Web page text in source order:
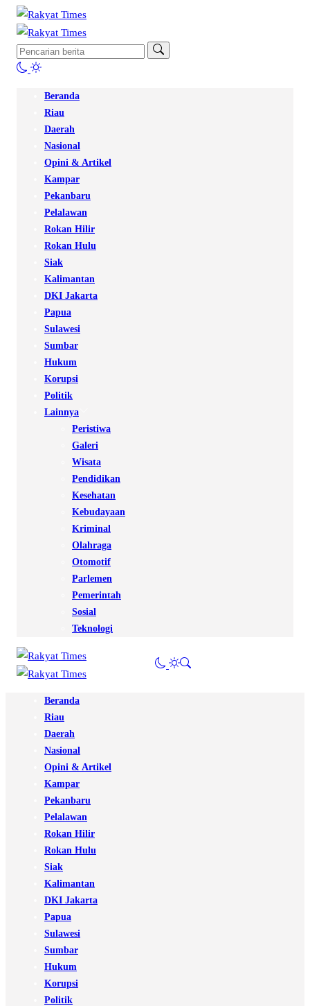
Beranda
Riau
Daerah
Nasional
Opini & Artikel
Kampar
Pekanbaru
Pelalawan
Rokan Hilir
Rokan Hulu
Siak
Kalimantan
DKI Jakarta
Papua
Sulawesi
Sumbar
Hukum
Korupsi
Politik
Lainnya
Peristiwa
Galeri
Wisata
Pendidikan
Kesehatan
Kebudayaan
Kriminal
Olahraga
Otomotif
Parlemen
Pemerintah
Sosial
Teknologi
Beranda
Riau
Daerah
Nasional
Opini & Artikel
Kampar
Pekanbaru
Pelalawan
Rokan Hilir
Rokan Hulu
Siak
Kalimantan
DKI Jakarta
Papua
Sulawesi
Sumbar
Hukum
Korupsi
Politik